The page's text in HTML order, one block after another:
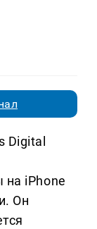
Digital
на iPhone
Он